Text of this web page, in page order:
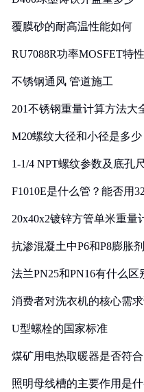
覆膜砂的耐高温性能如何
RU7088R功率MOSFET特
不锈钢通风 管道施工
201不锈钢重量计算方法大
M20螺纹大径和小径是多少
1-1/4 NPT螺纹参数及底孔
F1010E是什么管？能否用
20x40x2镀锌方管单米重量
抗渗混凝土中P6和P8膨胀
法兰PN25和PN16有什么区
消费者对洗衣机的核心需
U型螺栓的国家标准
煤矿用电热取暖器是否符
照明母线槽的主要作用是